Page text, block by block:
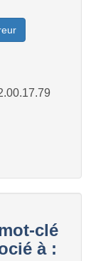
clé
à :